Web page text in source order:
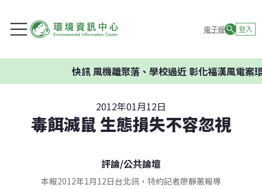
電子報 登入
快訊風機離聚落、學校過近 彰化福漢風電案環委
2012年01月12日
毒餌滅鼠 生態損失不容忽視
評論/公共論壇
本報2012年1月12日台北訊，特約記者廖靜蕙報導